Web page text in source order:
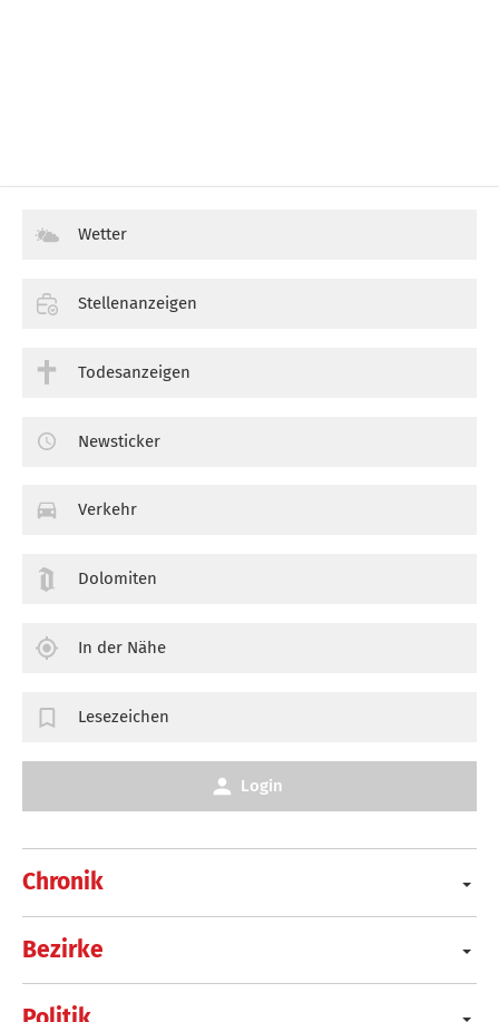
Chronik
Bezirke
Wetter
Stellenanzeigen
Todesanzeigen
Newsticker
Verkehr
Dolomiten
In der Nähe
Lesezeichen
Login